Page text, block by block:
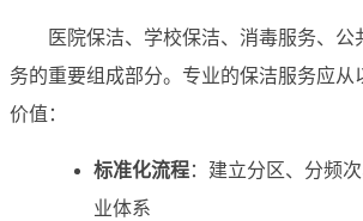
医院保洁、学校保洁、消毒服务、公
务的重要组成部分。专业的保洁服务应从
价值：
标准化流程：建立分区、分频
业体系